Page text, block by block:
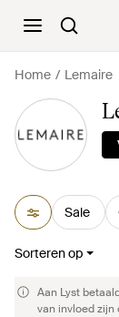
Home Lemaire
Sale
Sorteren op
Aan Lyst
van invloed zijn